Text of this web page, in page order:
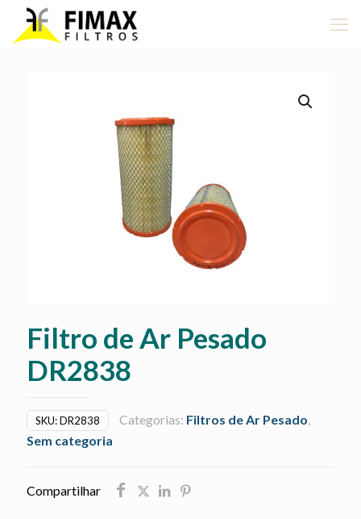
Filtro de Ar Pesado
DR2838
SKU:DR2838 Categorias: Filtros de Ar Pesado
Sem categoria
Compartilhar